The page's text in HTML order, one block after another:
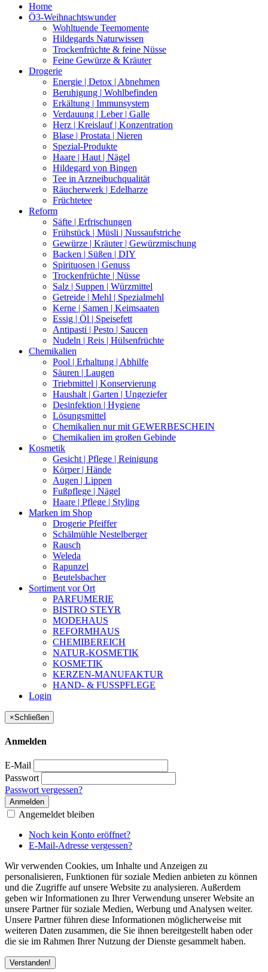
Home
Ö3-Weihnachtswunder
Wohltuende Teemomente
Hildegards Naturwissen
Trockenfrüchte & feine Nüsse
Feine Gewürze & Kräuter
Drogerie
Energie | Detox | Abnehmen
Beruhigung | Wohlbefinden
Erkältung | Immunsystem
Verdauung | Leber | Galle
Herz | Kreislauf | Konzentration
Blase | Prostata | Nieren
Spezial-Produkte
Haare | Haut | Nägel
Hildegard von Bingen
Tee in Arzneibuchqualität
Räucherwerk | Edelharze
Früchtetee
Reform
Säfte | Erfrischungen
Frühstück | Müsli | Nussaufstriche
Gewürze | Kräuter | Gewürzmischung
Backen | Süßen | DIY
Spirituosen | Genuss
Trockenfrüchte | Nüsse
Salz | Suppen | Würzmittel
Getreide | Mehl | Spezialmehl
Kerne | Samen | Keimsaaten
Essig | Öl | Speisefett
Antipasti | Pesto | Saucen
Nudeln | Reis | Hülsenfrüchte
Chemikalien
Pool | Erhaltung | Abhilfe
Säuren | Laugen
Triebmittel | Konservierung
Haushalt | Garten | Ungeziefer
Desinfektion | Hygiene
Lösungsmittel
Chemikalien nur mit GEWERBESCHEIN
Chemikalien im großen Gebinde
Kosmetik
Gesicht | Pflege | Reinigung
Körper | Hände
Augen | Lippen
Fußpflege | Nägel
Haare | Pflege | Styling
Marken im Shop
Drogerie Pfeiffer
Schälmühle Nestelberger
Rausch
Weleda
Rapunzel
Beutelsbacher
Sortiment vor Ort
PARFUMERIE
BISTRO STEYR
MODEHAUS
REFORMHAUS
CHEMIBEREICH
NATUR-KOSMETIK
KOSMETIK
KERZEN-MANUFAKTUR
HAND- & FUSSPFLEGE
Login
×Schließen
Anmelden
E-Mail
Passwort
Passwort vergessen?
Anmelden
Angemeldet bleiben
Noch kein Konto eröffnet?
E-Mail-Adresse vergessen?
Wir verwenden Cookies, um Inhalte und Anzeigen zu
personalisieren, Funktionen für soziale Medien anbieten zu können
und die Zugriffe auf unsere Website zu analysieren. Außerdem
geben wir Informationen zu Ihrer Verwendung unserer Website an
unsere Partner für soziale Medien, Werbung und Analysen weiter.
Unsere Partner führen diese Informationen möglicherweise mit
weiteren Daten zusammen, die Sie ihnen bereitgestellt haben oder
die sie im Rahmen Ihrer Nutzung der Dienste gesammelt haben.
Verstanden!